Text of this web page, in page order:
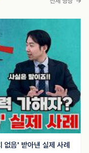
없음' 받아낸 실제 사례